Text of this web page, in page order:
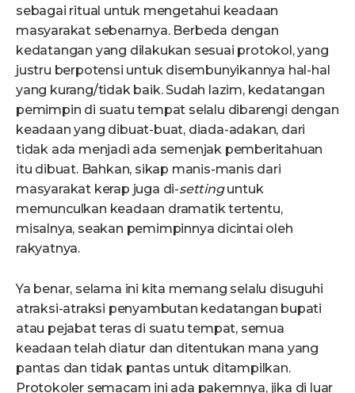
sebagai ritual untuk mengetahui keadaan
masyarakat sebenarnya. Berbeda dengan
kedatangan yang dilakukan sesuai protokol, yang
justru berpotensi untuk disembunyikannya hal-hal
yang kurang/tidak baik. Sudah lazim, kedatangan
pemimpin di suatu tempat selalu dibarengi dengan
keadaan yang dibuat-buat, diada-adakan, dari
tidak ada menjadi ada semenjak pemberitahuan
itu dibuat. Bahkan, sikap manis-manis dari
masyarakat kerap juga di-settinguntuk
memunculkan keadaan dramatik tertentu,
misalnya, seakan pemimpinnya dicintai oleh
rakyatnya.
Ya benar, selama ini kita memang selalu disuguhi
atraksi-atraksi penyambutan kedatangan bupati
atau pejabat teras di suatu tempat, semua
keadaan telah diatur dan ditentukan mana yang
pantas dan tidak pantas untuk ditampilkan.
Protokoler semacam ini ada pakemnya, jika di luar